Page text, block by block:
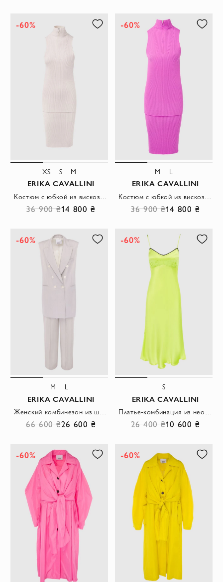
-60%
XS S M
ERIKA CAVALLINI
Костюм с юбкой из вискозы и полиамида бежевый женский с юбкой
36 900 ₴14 800 ₴
-60%
M L
ERIKA CAVALLINI
Костюм с юбкой из вискозы и полиамида розовый женский с юбкой
36 900 ₴14 800 ₴
-60%
M L
ERIKA CAVALLINI
Женский комбинезон из шерсти светло серый с жилетом и брюками
66 600 ₴26 600 ₴
-60%
S
ERIKA CAVALLINI
Платье-комбинация из неоновой вискозы с контрастной отделкой и открытой спиной
26 400 ₴10 600 ₴
-60% -60%